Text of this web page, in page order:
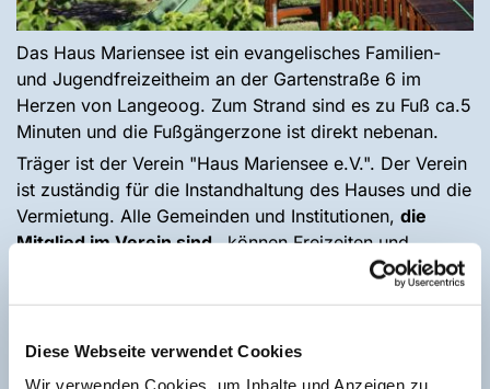
Diese Webseite verwendet Cookies
Wir verwenden Cookies, um Inhalte und Anzeigen zu
Das Haus Mariensee ist ein evangelisches Familien-
und Jugendfreizeitheim an der Gartenstraße 6 im
Herzen von Langeoog. Zum Strand sind es zu Fuß ca.5
Minuten und die Fußgängerzone ist direkt nebenan.
Träger ist der Verein "Haus Mariensee e.V.". Der Verein
ist zuständig für die Instandhaltung des Hauses und die
Vermietung. Alle Gemeinden und Institutionen, die
Mitglied im Verein sind, können Freizeiten und
Haus Mariensee befindet sich seit 1952 im Besitz der
Kernidee schon beim Kauf des Hauses war es, auf
Langeoog einen Ort zu schaffen, an dem es möglich